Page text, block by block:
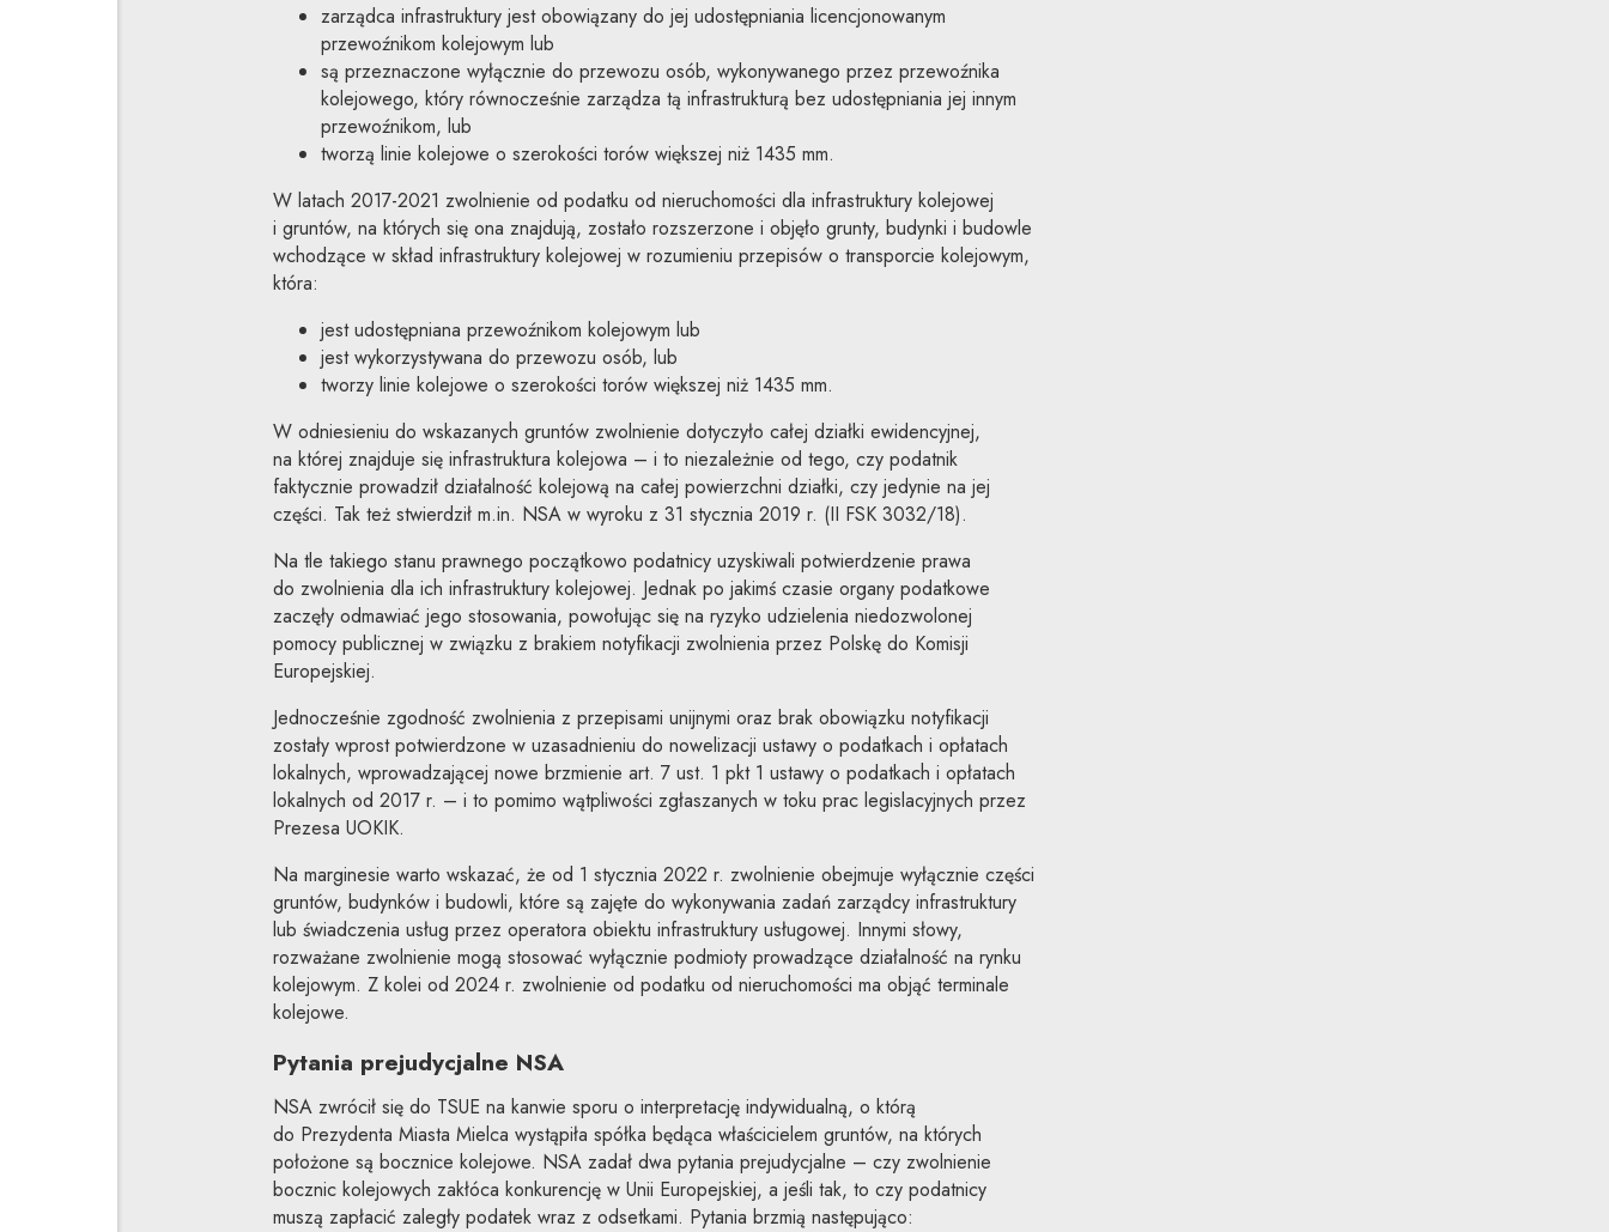
zarządca infrastruktury jest obowiązany do jej udostępniania licencjonowanym
przewoźnikom kolejowym lub
są przeznaczone wyłącznie do przewozu osób, wykonywanego przez przewoźnika
kolejowego, który równocześnie zarządza tą infrastrukturą bez udostępniania jej innym
przewoźnikom, lub
tworzą linie kolejowe o szerokości torów większej niż 1435 mm.
W latach 2017-2021 zwolnienie od podatku od nieruchomości dla infrastruktury kolejowej
i gruntów, na których się ona znajdują, zostało rozszerzone i objęło grunty, budynki i budowle
wchodzące w skład infrastruktury kolejowej w rozumieniu przepisów o transporcie kolejowym,
która:
jest udostępniana przewoźnikom kolejowym lub
jest wykorzystywana do przewozu osób, lub
tworzy linie kolejowe o szerokości torów większej niż 1435 mm.
W odniesieniu do wskazanych gruntów zwolnienie dotyczyło całej działki ewidencyjnej,
na której znajduje się infrastruktura kolejowa – i to niezależnie od tego, czy podatnik
faktycznie prowadził działalność kolejową na całej powierzchni działki, czy jedynie na jej
części. Tak też stwierdził m.in. NSA w wyroku z 31 stycznia 2019 r. (II FSK 3032/18).
Na tle takiego stanu prawnego początkowo podatnicy uzyskiwali potwierdzenie prawa
do zwolnienia dla ich infrastruktury kolejowej. Jednak po jakimś czasie organy podatkowe
zaczęły odmawiać jego stosowania, powołując się na ryzyko udzielenia niedozwolonej
pomocy publicznej w związku z brakiem notyfikacji zwolnienia przez Polskę do Komisji
Europejskiej.
Jednocześnie zgodność zwolnienia z przepisami unijnymi oraz brak obowiązku notyfikacji
zostały wprost potwierdzone w uzasadnieniu do nowelizacji ustawy o podatkach i opłatach
lokalnych, wprowadzającej nowe brzmienie art. 7 ust. 1 pkt 1 ustawy o podatkach i opłatach
lokalnych od 2017 r. – i to pomimo wątpliwości zgłaszanych w toku prac legislacyjnych przez
Prezesa UOKIK.
Na marginesie warto wskazać, że od 1 stycznia 2022 r. zwolnienie obejmuje wyłącznie części
gruntów, budynków i budowli, które są zajęte do wykonywania zadań zarządcy infrastruktury
lub świadczenia usług przez operatora obiektu infrastruktury usługowej. Innymi słowy,
rozważane zwolnienie mogą stosować wyłącznie podmioty prowadzące działalność na rynku
kolejowym. Z kolei od 2024 r. zwolnienie od podatku od nieruchomości ma objąć terminale
kolejowe.
Pytania prejudycjalne NSA
NSA zwrócił się do TSUE na kanwie sporu o interpretację indywidualną, o którą
do Prezydenta Miasta Mielca wystąpiła spółka będąca właścicielem gruntów, na których
położone są bocznice kolejowe. NSA zadał dwa pytania prejudycjalne – czy zwolnienie
bocznic kolejowych zakłóca konkurencję w Unii Europejskiej, a jeśli tak, to czy podatnicy
muszą zapłacić zaległy podatek wraz z odsetkami. Pytania brzmią następująco: